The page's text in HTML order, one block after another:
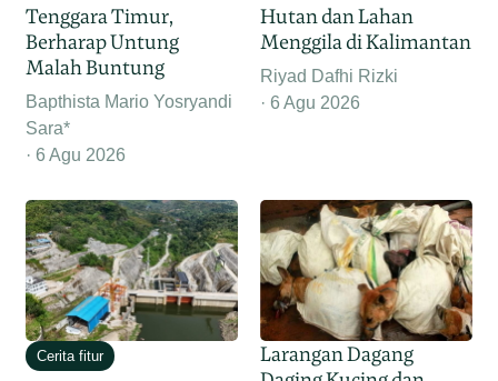
Tenggara Timur,
Berharap Untung
Malah Buntung
Bapthista Mario Yosryandi
Sara*
6 Agu 2026
Hutan dan Lahan
Menggila di Kalimantan
Riyad Dafhi Rizki
6 Agu 2026
Cerita fitur
Larangan Dagang